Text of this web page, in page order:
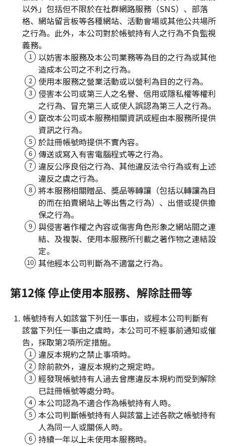
以外」包括但不限於在社群網路服務（SNS）、部落
格、網站留言板等各種網站、活動會場或其他公共場所
之行為。此外，本公司對於帳號持有人之行為不負監視
義務。
以妨害本服務及本公司業務等為目的之行為或其他
造成本公司之不利之行為。
使用本服務之營業活動或以營利為目的之行為。
侵害本公司或第三人之名譽、信用或隱私權等權利
之行為、冒充第三人或使人誤認為第三人之行為。
竄改本公司或本服務相關資訊或經由本服務所提供
資訊之行為。
於註冊帳號時提供不實內容。
傳送或寫入有害電腦程式等之行為。
違反公序良俗之行為、其他違反法令行為或有上述
違反之虞之行為。
將本服務相關贈品、獎品等轉讓（包括以轉讓為目
的而在拍賣網站上等出售之行為）、出借或提供擔
保之行為。
與侵害著作權之內容或傷害角色形象之網站間之連
結、及複製、使用本服務所刊載之著作物之連結設
定。
其他經本公司判斷為不適當之行為。
第12條 停止使用本服務、解除註冊等
帳號持有人如該當下列任一事由，或經本公司判斷有
該當下列任一事由之虞時，本公司可不經事前通知或催
告，採取第2項所定措施。
違反本規約之禁止事項時。
除前款外，違反本規約之規定時。
經發現帳號持有人過去曾應違反本規約而受到解除
已註冊帳號等處分時。
本公司認為不適合作為帳號持有人時。
本公司判斷帳號持有人與該當上述各款之帳號持有
人為同一人或關係人時。
持續一年以上未使用本服務時。